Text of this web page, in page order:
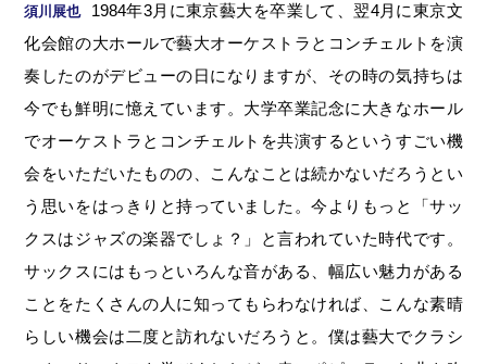
須川展也
1984年3月に東京藝大を卒業して、翌4月に東京文
化会館の大ホールで藝大オーケストラとコンチェルトを演
奏したのがデビューの日になりますが、その時の気持ちは
今でも鮮明に憶えています。大学卒業記念に大きなホール
でオーケストラとコンチェルトを共演するというすごい機
会をいただいたものの、こんなことは続かないだろうとい
う思いをはっきりと持っていました。今よりもっと「サッ
クスはジャズの楽器でしょ？」と言われていた時代です。
サックスにはもっといろんな音がある、幅広い魅力がある
ことをたくさんの人に知ってもらわなければ、こんな素晴
らしい機会は二度と訪れないだろうと。僕は藝大でクラシ